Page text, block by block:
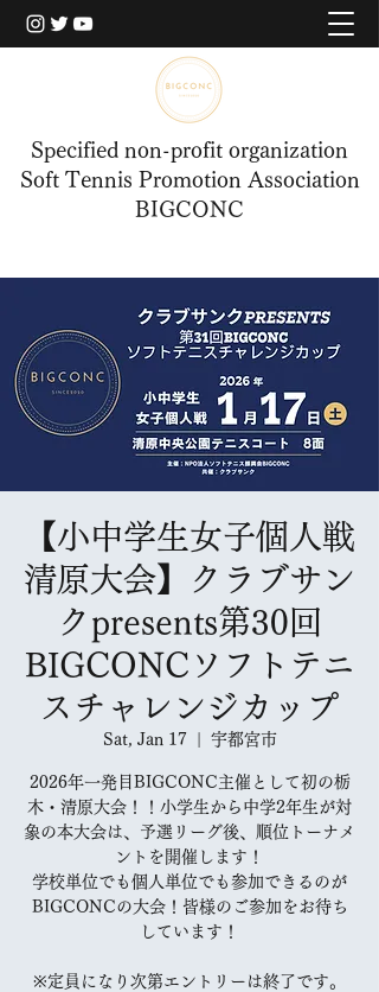
Specified non-profit organization
Soft Tennis Promotion Association
BIGCONC
​BIGCONCERについて
【小中学生女子個人戦
清原大会】クラブサン
クpresents第30回
BIGCONCソフトテニ
スチャレンジカップ
Sat, Jan 17 宇都宮市
2026年一発目BIGCONC主催として初の栃
木・清原大会！！小学生から中学2年生が対
象の本大会は、予選リーグ後、順位トーナメ
ントを開催します！
学校単位でも個人単位でも参加できるのが
BIGCONCの大会！皆様のご参加をお待ち
しています！
※定員になり次第エントリーは終了です。